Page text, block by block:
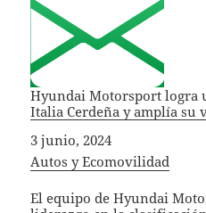
Hyundai Motorsport logra
Italia Cerdeña y amplía su
Fecha
3 junio, 2024
In relation to
Autos y Ecomovilidad
El equipo de Hyundai